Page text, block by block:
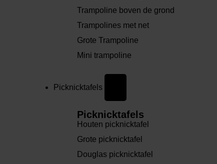
Trampoline boven de grond
Trampolines met net
Grote Trampoline
Mini trampoline
Picknicktafels
Picknicktafels
Houten picknicktafel
Grote picknicktafel
Douglas picknicktafel